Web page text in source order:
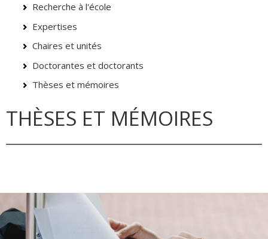
Recherche à l'école
Expertises
Chaires et unités
Doctorantes et doctorants
Thèses et mémoires
THÈSES ET MÉMOIRES